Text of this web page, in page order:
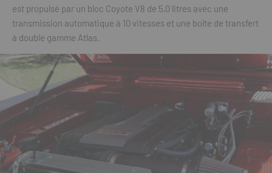
est propulsé par un bloc Coyote V8 de 5,0 litres avec une
transmission automatique à 10 vitesses et une boîte de transfert
à double gamme Atlas.